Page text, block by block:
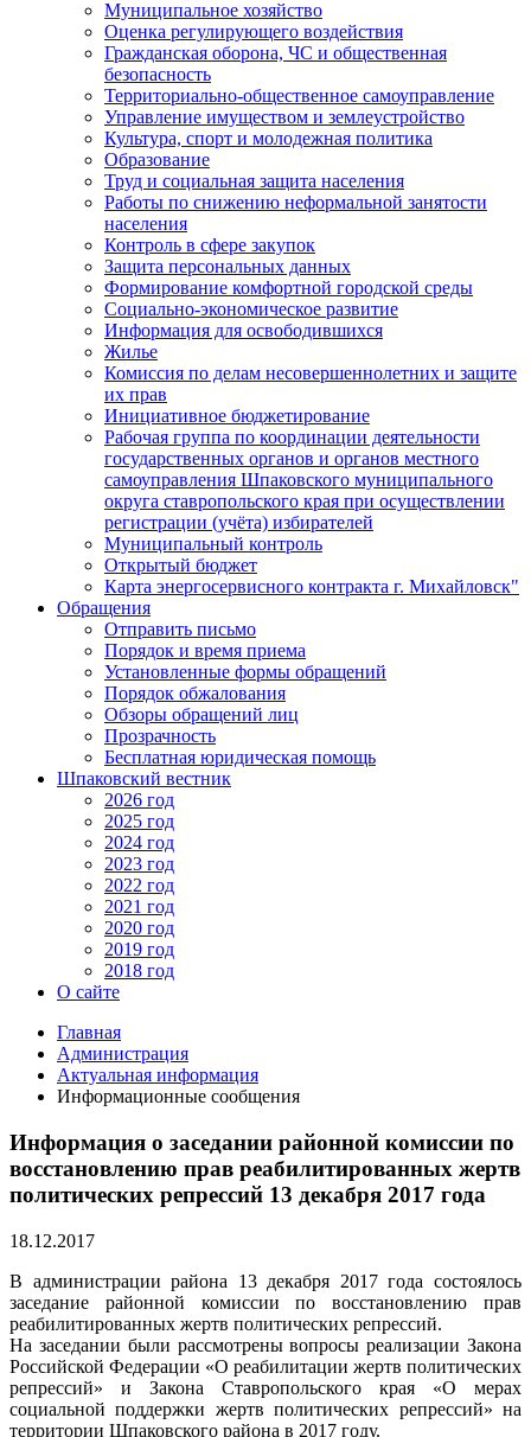
Муниципальное хозяйство
Оценка регулирующего воздействия
Гражданская оборона, ЧС и общественная
безопасность
Территориально-общественное самоуправление
Управление имуществом и землеустройство
Культура, спорт и молодежная политика
Образование
Труд и социальная защита населения
Работы по снижению неформальной занятости
населения
Контроль в сфере закупок
Защита персональных данных
Формирование комфортной городской среды
Социально-экономическое развитие
Информация для освободившихся
Жилье
Комиссия по делам несовершеннолетних и защите
их прав
Инициативное бюджетирование
Рабочая группа по координации деятельности
государственных органов и органов местного
самоуправления Шпаковского муниципального
округа ставропольского края при осуществлении
регистрации (учёта) избирателей
Муниципальный контроль
Открытый бюджет
Карта энергосервисного контракта г. Михайловск"
Обращения
Отправить письмо
Порядок и время приема
Установленные формы обращений
Порядок обжалования
Обзоры обращений лиц
Прозрачность
Бесплатная юридическая помощь
Шпаковский вестник
2026 год
2025 год
2024 год
2023 год
2022 год
2021 год
2020 год
2019 год
2018 год
О сайте
Главная
Администрация
Актуальная информация
Информационные сообщения
Информация о заседании районной комиссии по
восстановлению прав реабилитированных жертв
политических репрессий 13 декабря 2017 года
18.12.2017
В администрации района 13 декабря 2017 года состоялось
заседание районной комиссии по восстановлению прав
реабилитированных жертв политических репрессий.
На заседании были рассмотрены вопросы реализации Закона
Российской Федерации «О реабилитации жертв политических
репрессий» и Закона Ставропольского края «О мерах
социальной поддержки жертв политических репрессий» на
территории Шпаковского района в 2017 году.